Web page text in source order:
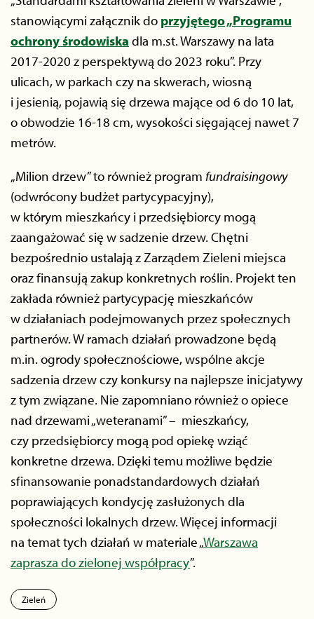
stanowiącymi załącznik do przyjętego „Programu
ochrony środowiska dla m.st. Warszawy na lata
2017-2020 z perspektywą do 2023 roku”. Przy
ulicach, w parkach czy na skwerach, wiosną
i jesienią, pojawią się drzewa mające od 6 do 10 lat,
o obwodzie 16-18 cm, wysokości sięgającej nawet 7
metrów.
„Milion drzew” to również program fundraisingowy
(odwrócony budżet partycypacyjny),
w którym mieszkańcy i przedsiębiorcy mogą
zaangażować się w sadzenie drzew. Chętni
bezpośrednio ustalają z Zarządem Zieleni miejsca
oraz finansują zakup konkretnych roślin. Projekt ten
zakłada również partycypację mieszkańców
w działaniach podejmowanych przez społecznych
partnerów. W ramach działań prowadzone będą
m.in. ogrody społecznościowe, wspólne akcje
sadzenia drzew czy konkursy na najlepsze inicjatywy
z tym związane. Nie zapomniano również o opiece
nad drzewami „weteranami” – mieszkańcy,
czy przedsiębiorcy mogą pod opiekę wziąć
konkretne drzewa. Dzięki temu możliwe będzie
sfinansowanie ponadstandardowych działań
poprawiających kondycję zasłużonych dla
społeczności lokalnych drzew. Więcej informacji
na temat tych działań w materiale „Warszawa
zaprasza do zielonej współpracy”.
Zieleń